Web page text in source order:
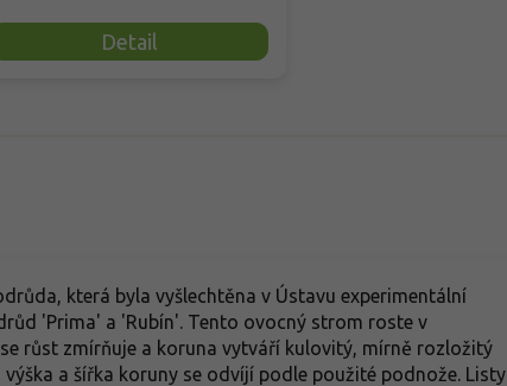
Detail
která byla vyšlechtěna v Ústavu experimentální
'Prima' a 'Rubín'. Tento ovocný strom roste v
růst zmírňuje a koruna vytváří kulovitý, mírně rozložitý
a šířka koruny se odvíjí podle použité podnože. Listy